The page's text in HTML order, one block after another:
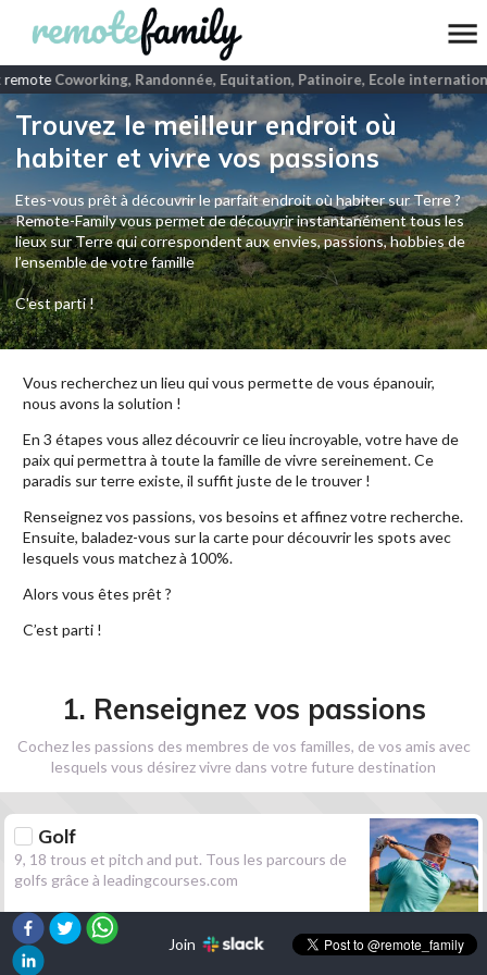
Coworking, Randonnée, Equitation, Patinoire, Ecole
Trouvez le meilleur endroit où
habiter et vivre vos passions
Etes-vous prêt à découvrir le parfait endroit où habiter sur Terre ?
Remote-Family vous permet de découvrir instantanément tous les
lieux sur Terre qui correspondent aux envies, passions, hobbies de
l’ensemble de votre famille
C'est parti !
Vous recherchez un lieu qui vous permette de vous épanouir,
nous avons la solution !
En 3 étapes vous allez découvrir ce lieu incroyable, votre have de
paix qui permettra à toute la famille de vivre sereinement. Ce
paradis sur terre existe, il suffit juste de le trouver !
Renseignez vos passions, vos besoins et affinez votre recherche.
Ensuite, baladez-vous sur la carte pour découvrir les spots avec
lesquels vous matchez à 100%.
Alors vous êtes prêt ?
C’est parti !
1. Renseignez vos passions
Cochez les passions des membres de vos familles, de vos amis avec
lesquels vous désirez vivre dans votre future destination
Golf
9, 18 trous et pitch and put. Tous les parcours de
golfs grâce à leadingcourses.com
Randonnée
Join